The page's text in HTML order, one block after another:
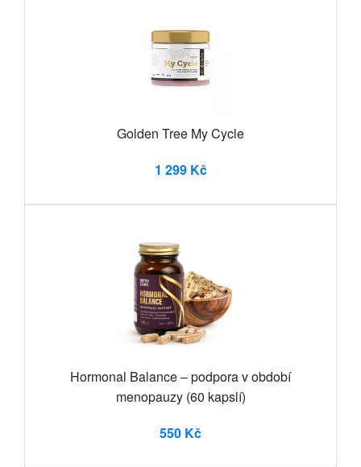
Golden Tree My Cycle
1 299 Kč
Hormonal Balance – podpora v období
menopauzy (60 kapslí)
550 Kč